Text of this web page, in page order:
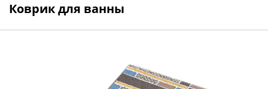
Коврик для ванны